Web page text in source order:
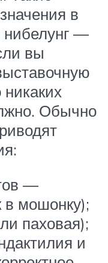
в
нибелунг —
вы
никаких
Обычно
—
в мошонку);
паховая);
и